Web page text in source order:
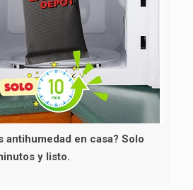
en casa? Solo
y listo.